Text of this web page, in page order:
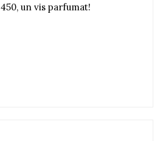
un vis parfumat!